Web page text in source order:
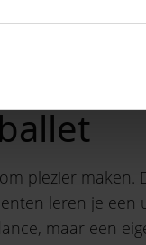
plezier maken.
leren je een
maar een